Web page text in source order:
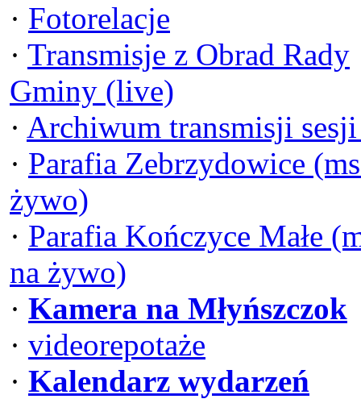
· Fotorelacje
· Transmisje z Obrad Rady
Gminy (live)
· Archiwum transmisji
· Parafia Zebrzydowice
żywo)
· Parafia Kończyce Małe
na żywo)
· Kamera na Młyńszczok
· videorepotaże
· Kalendarz wydarzeń